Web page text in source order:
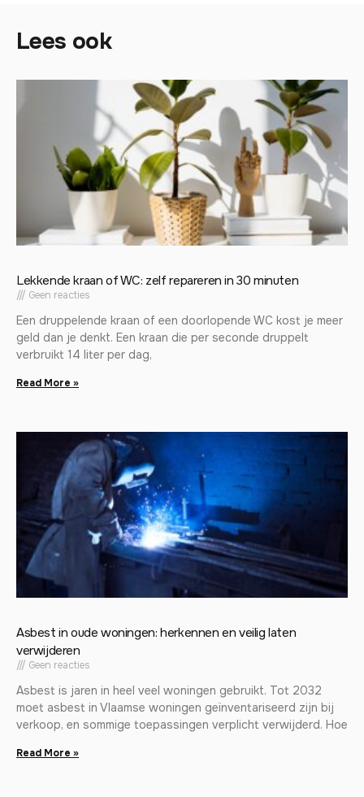
Lees ook
Lekkende kraan of WC: zelf repareren in 30 minuten
Geen reacties
Een druppelende kraan of een doorlopende WC kost je meer
geld dan je denkt. Een kraan die per seconde druppelt
verbruikt 14 liter per dag,
Read More »
Asbest in oude woningen: herkennen en veilig laten
verwijderen
Geen reacties
Asbest is jaren in heel veel woningen gebruikt. Tot 2032
moet asbest in Vlaamse woningen geïnventariseerd zijn bij
verkoop, en sommige toepassingen verplicht verwijderd. Hoe
Read More »